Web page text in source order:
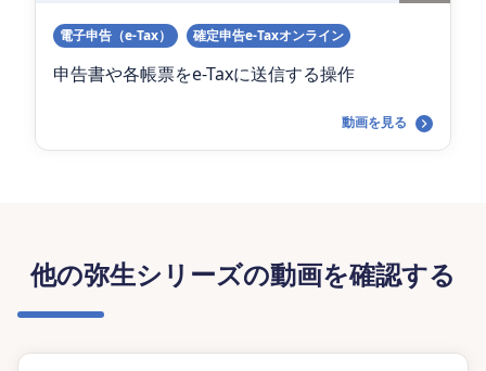
電子申告（e-Tax） 確定申告e-Taxオンライン
申告書や各帳票をe-Taxに送信する操作
動画を見る
他の弥生シリーズの動画を確認する